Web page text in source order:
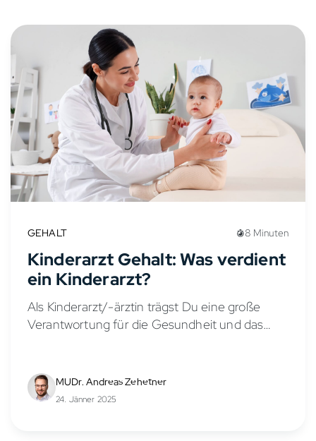
GEHALT 8 Minuten
Kinderarzt Gehalt: Was verdient
ein Kinderarzt?
Als Kinderarzt/-ärztin trägst Du eine große
Verantwortung für die Gesundheit und das
Kinder- und Jugendmedizin aus?...
MUDr. Andreas Zehetner
24. Jänner 2025